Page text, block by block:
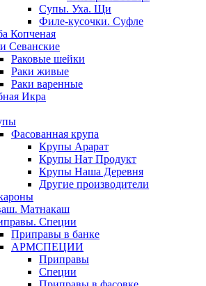
Супы. Уха. Щи
Филе-кусочки. Суфле
Копченая
Севанские
Раковые шейки
Раки живые
Раки варенные
Икра
Фасованная крупа
Крупы Арарат
Крупы Нат Продукт
Крупы Наша Деревня
Другие производители
Матнакаш
Специи
Приправы в банке
АРМСПЕЦИИ
Приправы
Специи